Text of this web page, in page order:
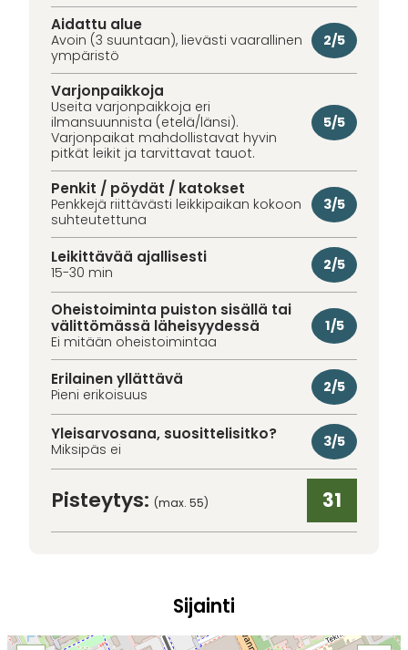
Aidattu alue
Avoin (3 suuntaan), lievästi vaarallinen
ympäristö
2/5
Varjonpaikkoja
Useita varjonpaikkoja eri
ilmansuunnista (etelä/länsi).
Varjonpaikat mahdollistavat hyvin
pitkät leikit ja tarvittavat tauot.
5/5
Penkit / pöydät / katokset
Penkkejä riittävästi leikkipaikan kokoon
suhteutettuna
3/5
Leikittävää ajallisesti
15-30 min 2/5
Oheistoiminta puiston sisällä tai
välittömässä läheisyydessä
Ei mitään oheistoimintaa
1/5
Erilainen yllättävä
Pieni erikoisuus 2/5
Yleisarvosana, suosittelisitko?
Miksipäs ei 3/5
Pisteytys: (max. 55) 31
Sijainti